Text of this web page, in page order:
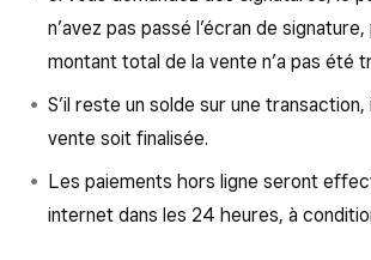
n’avez pas passé l’écran de
montant total de la vente n’a pas été
S’il reste un solde sur une
vente soit finalisée.
Les paiements hors ligne seront
internet dans les 24 heures, à